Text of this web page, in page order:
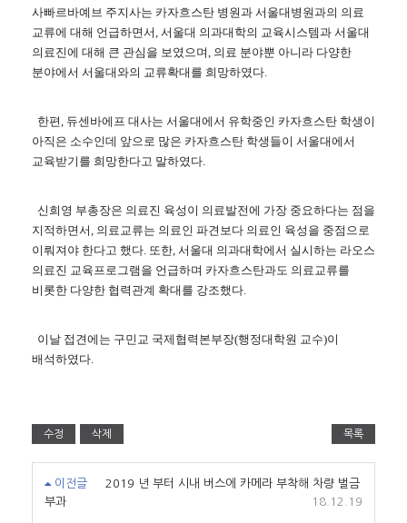
사빠르바예브 주지사는 카자흐스탄 병원과 서울대병원과의 의료
교류에 대해 언급하면서, 서울대 의과대학의 교육시스템과 서울대
의료진에 대해 큰 관심을 보였으며, 의료 분야뿐 아니라 다양한
분야에서 서울대와의 교류확대를 희망하였다.
한편, 듀센바에프 대사는 서울대에서 유학중인 카자흐스탄 학생이
아직은 소수인데 앞으로 많은 카자흐스탄 학생들이 서울대에서
교육받기를 희망한다고 말하였다.
신희영 부총장은 의료진 육성이 의료발전에 가장 중요하다는 점을
지적하면서, 의료교류는 의료인 파견보다 의료인 육성을 중점으로
이뤄져야 한다고 했다. 또한, 서울대 의과대학에서 실시하는 라오스
의료진 교육프로그램을 언급하며 카자흐스탄과도 의료교류를
비롯한 다양한 협력관계 확대를 강조했다.
이날 접견에는 구민교 국제협력본부장(행정대학원 교수)이
배석하였다.
수정 삭제 목록
이전글
2019 년 부터 시내 버스에 카메라 부착해 차량 벌금
부과
18.12.19